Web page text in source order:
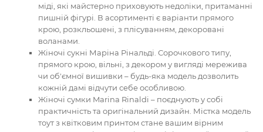
міді, які майстерно приховують недоліки, притаманні
пишній фігурі. В асортименті є варіанти прямого
крою, розкльошені, з плісуванням, декоровані
воланами.
Жіночі сукні Маріна Рінальді. Сорочкового типу,
прямого крою, вільні, з декором у вигляді мережива
чи об'ємної вишивки – будь-яка модель дозволить
кожній дамі відчути себе особливою.
Жіночі сумки Marina Rinaldi – поєднують у собі
практичність та оригінальний дизайн. Містка модель
тоут з квітковим принтом стане вашим вірним